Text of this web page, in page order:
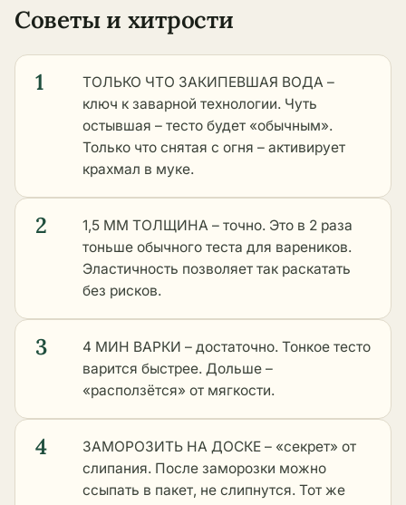
Советы и хитрости
1
ТОЛЬКО ЧТО ЗАКИПЕВШАЯ ВОДА –
ключ к заварной технологии. Чуть
остывшая – тесто будет «обычным».
Только что снятая с огня – активирует
крахмал в муке.
2
1,5 ММ ТОЛЩИНА – точно. Это в 2 раза
тоньше обычного теста для вареников.
Эластичность позволяет так раскатать
без рисков.
3
4 МИН ВАРКИ – достаточно. Тонкое тесто
варится быстрее. Дольше –
«расползётся» от мягкости.
4
ЗАМОРОЗИТЬ НА ДОСКЕ – «секрет» от
слипания. После заморозки можно
ссыпать в пакет, не слипнутся. Тот же